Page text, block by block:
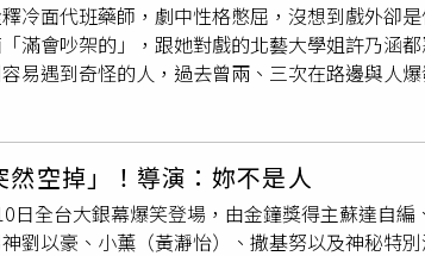
冷面代班藥師，劇中性格憋屈，沒想到戲外卻是
滿會吵架的」，跟她對戲的北藝大學姐許乃涵
易遇到奇怪的人，過去曾兩、三次在路邊與人
斷嘆氣、碎念，明明車上有面板跟手機卻不願
理智線斷裂，「為什麼要受這個委屈？確定安
為這次驚悚經驗，讓她從此不敢在路邊隨手招計
裂」，曾脫口大罵「關你屁事」讓對方傷透心，
人物有了包袱，她笑說現在已經「以和為貴」
切除腦瘤後，提到對方復原近況，她透露歐陽倫
空掉」！導演：妳不是人
日全台大銀幕爆笑登場，由金鐘獎得主蘇達自
劉以豪、小薰（黃瀞怡）、撒基努以及神秘特